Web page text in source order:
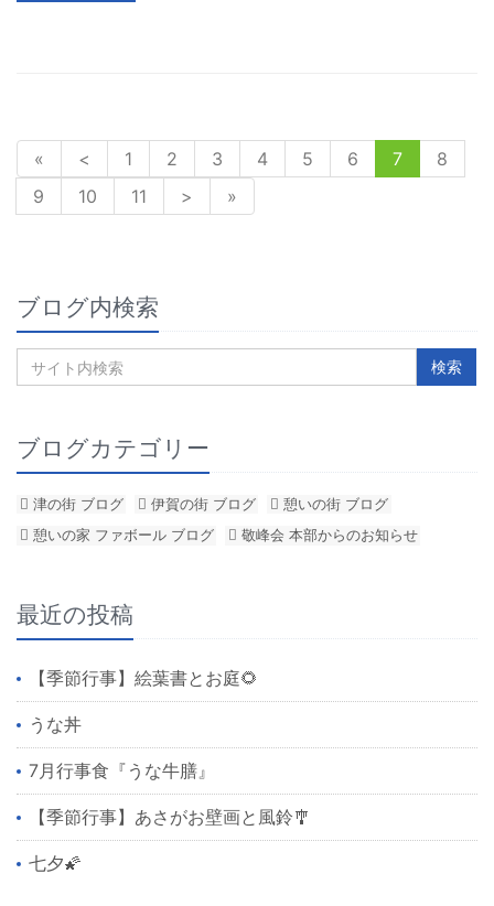
« < 1 2 3 4 5 6 7
8
9
10 11 > »
ブログ内検索
ブログカテゴリー
津の街 ブログ 伊賀の街 ブログ
憩いの街 ブログ
憩いの家 ファボール ブログ
敬峰会 本部からのお知らせ
最近の投稿
【季節行事】絵葉書とお庭🌻
うな丼
7月行事食『うな牛膳』
【季節行事】あさがお壁画と風鈴🎐
七夕🌠